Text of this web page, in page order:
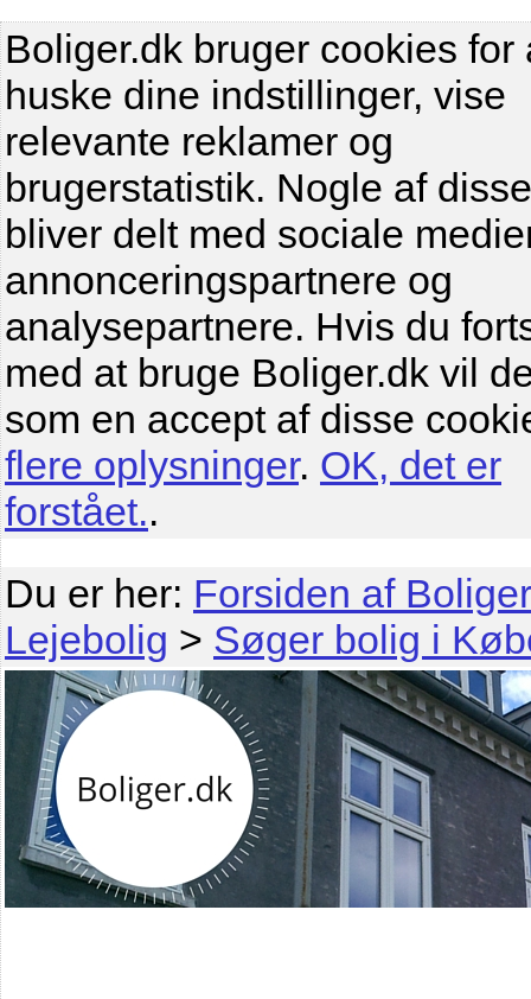
Boliger.dk bruger cookies for
huske dine indstillinger, vise
relevante reklamer og
brugerstatistik. Nogle af
bliver delt med sociale
annonceringspartnere og
analysepartnere. Hvis du
med at bruge Boliger.dk vil
som en accept af disse
flere oplysninger. OK, det er
forstået..
Du er her: Forsiden af
Lejebolig > Søger bolig i